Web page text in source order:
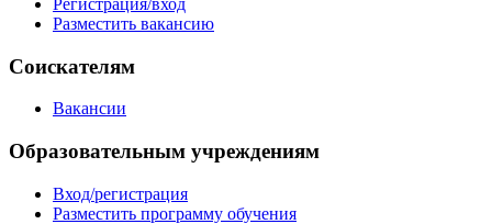
Регистрация/вход
Разместить вакансию
Соискателям
Вакансии
Образовательным учреждениям
Вход/регистрация
Разместить программу обучения